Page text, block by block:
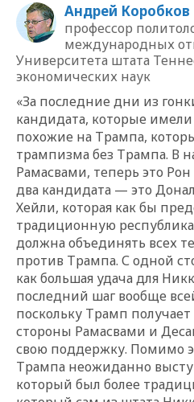
Андрей Коробков
профессор
международных
Университета штата
экономических наук
«За последние дни из
кандидата, которые
похожие на Трампа,
трампизма без Трампа. В
Рамасвами, теперь это
два кандидата — это
Хейли, которая как бы
традиционную
должна объединять всех
против Трампа. С одной
как большая удача для
последний шаг вообще
поскольку Трамп
стороны Рамасвами и
свою поддержку. Помимо
Трампа неожиданно
который был более